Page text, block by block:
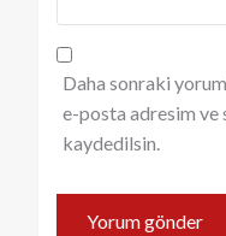
Daha sonraki
e-posta adresim ve
kaydedilsin.